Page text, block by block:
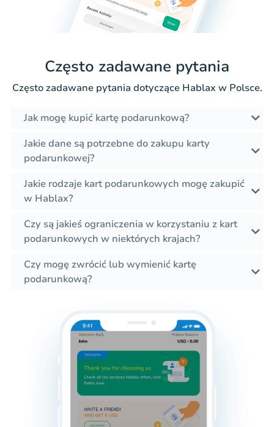
Często zadawane pytania
Często zadawane pytania dotyczące Hablax w Polsce.
Jak mogę kupić kartę podarunkową?
Jakie dane są potrzebne do zakupu karty
podarunkowej?
Jakie rodzaje kart podarunkowych mogę zakupić
w Hablax?
Czy są jakieś ograniczenia w korzystaniu z kart
podarunkowych w niektórych krajach?
Czy mogę zwrócić lub wymienić kartę
podarunkową?